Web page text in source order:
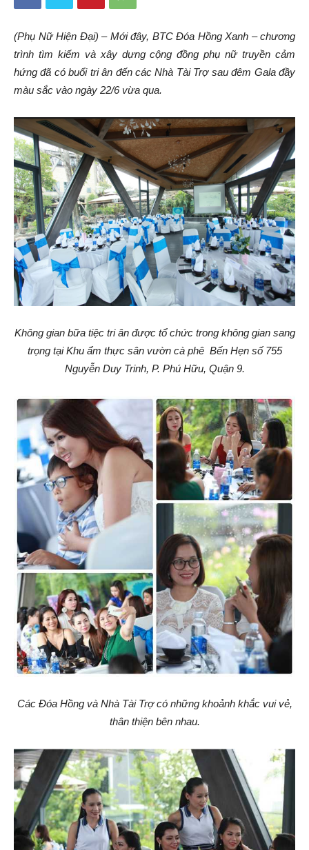
(Phụ Nữ Hiện Đại) – Mới đây, BTC Đóa Hồng Xanh – chương
trình tìm kiếm và xây dựng cộng đồng phụ nữ truyền cảm
hứng đã có buổi tri ân đến các Nhà Tài Trợ sau đêm Gala đầy
màu sắc vào ngày 22/6 vừa qua.
Không gian bữa tiệc tri ân được tổ chức trong không gian sang
trọng tại Khu ẩm thực sân vườn cà phê Bến Hẹn số 755
Nguyễn Duy Trinh, P. Phú Hữu, Quận 9.
Các Đóa Hồng và Nhà Tài Trợ có những khoảnh khắc vui vẻ,
thân thiện bên nhau.